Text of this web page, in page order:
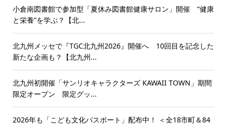
小倉南図書館で参加型「夏休み図書館健康サロン」開催 “健康
と栄養”を学ぶ？【北...
北九州メッセで『TGC北九州2026』開催へ 10回目を記念した
新たな企画も？【北九州...
北九州初開催「サンリオキャラクターズ KAWAII TOWN」期間
限定オープン 限定グッ...
2026年も「こども文化パスポート」配布中！ ＜全18市町＆84